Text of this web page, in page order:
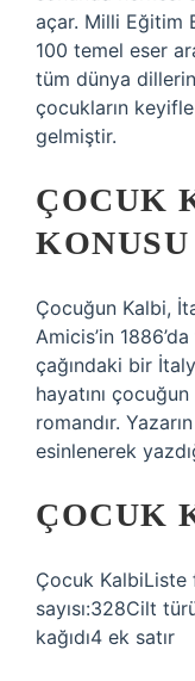
açar. Milli Eğitim
100 temel eser
tüm dünya
çocukların
gelmiştir.
ÇOCUK
Çocuğun Kalbi,
Amicis’in
çağındaki bir
hayatını
romandır.
esinlenerek
ÇOCUK
Çocuk KalbiListe
sayısı:328Cilt
kağıdı4 ek satır